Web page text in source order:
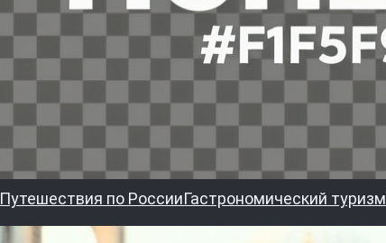
Путешествия по РоссииГастрономический туризм